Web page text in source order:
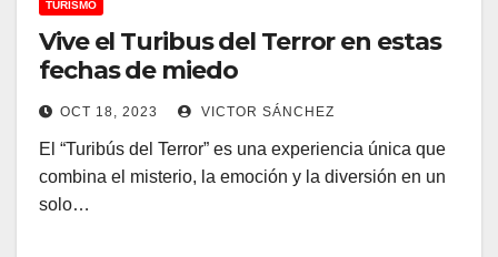
TURISMO
Vive el Turibus del Terror en estas
fechas de miedo
OCT 18, 2023 VICTOR SÁNCHEZ
El “Turibús del Terror” es una experiencia única que
combina el misterio, la emoción y la diversión en un
solo…